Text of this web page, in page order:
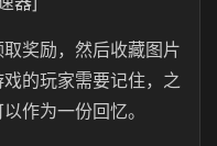
奖励，然后收藏图片
的玩家需要记住，之
作为一份回忆。